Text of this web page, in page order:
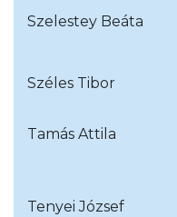
Szelestey Beáta
Széles Tibor
Tamás Attila
Tenyei József